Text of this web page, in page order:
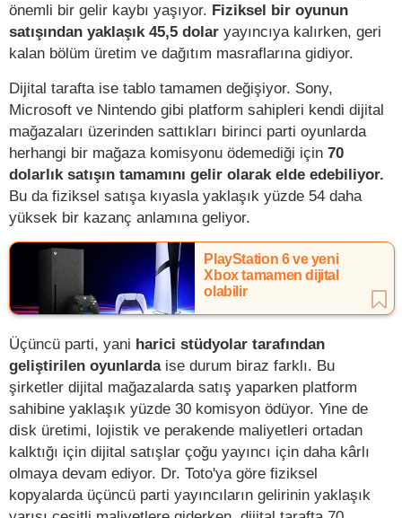
önemli bir gelir kaybı yaşıyor. Fiziksel bir oyunun
satışından yaklaşık 45,5 dolar yayıncıya kalırken, geri
kalan bölüm üretim ve dağıtım masraflarına gidiyor.
Dijital tarafta ise tablo tamamen değişiyor. Sony,
Microsoft ve Nintendo gibi platform sahipleri kendi dijital
mağazaları üzerinden sattıkları birinci parti oyunlarda
herhangi bir mağaza komisyonu ödemediği için 70
dolarlık satışın tamamını gelir olarak elde edebiliyor.
Bu da fiziksel satışa kıyasla yaklaşık yüzde 54 daha
yüksek bir kazanç anlamına geliyor.
PlayStation 6 ve yeni
Xbox tamamen dijital
olabilir
Üçüncü parti, yani harici stüdyolar tarafından
geliştirilen oyunlardaise durum biraz farklı. Bu
şirketler dijital mağazalarda satış yaparken platform
sahibine yaklaşık yüzde 30 komisyon ödüyor. Yine de
disk üretimi, lojistik ve perakende maliyetleri ortadan
kalktığı için dijital satışlar çoğu yayıncı için daha kârlı
olmaya devam ediyor. Dr. Toto'ya göre fiziksel
kopyalarda üçüncü parti yayıncıların gelirinin yaklaşık